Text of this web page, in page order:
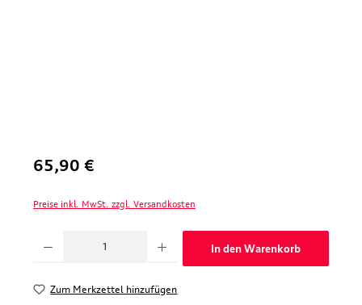
Regulärer Preis:
65,90 €
Preise inkl. MwSt. zzgl. Versandkosten
In den Warenkorb
Zum Merkzettel hinzufügen